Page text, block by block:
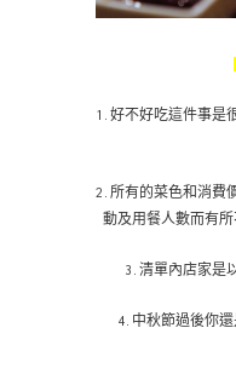
1.好不好吃這件事是
2.所有的菜色和消費
動及用餐人數而有
3.清單內店家是
4.中秋節過後你